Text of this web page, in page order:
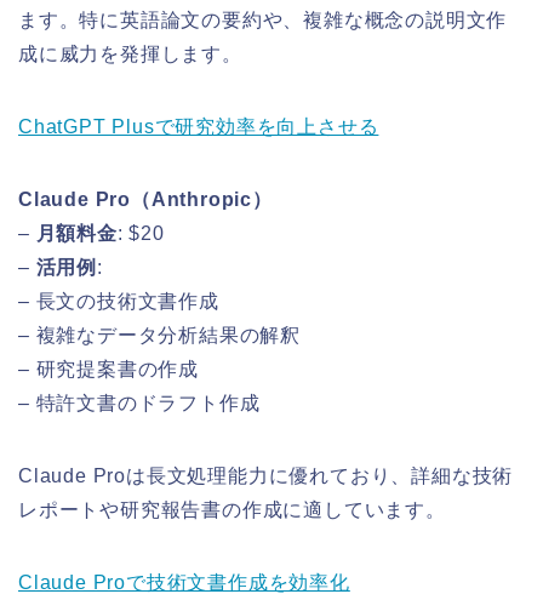
ます。特に英語論文の要約や、複雑な概念の説明文作
成に威力を発揮します。
ChatGPT Plusで研究効率を向上させる
Claude Pro（Anthropic）
– 月額料金: $20
– 活用例 :
– 長文の技術文書作成
– 複雑なデータ分析結果の解釈
– 研究提案書の作成
– 特許文書のドラフト作成
Claude Proは長文処理能力に優れており、詳細な技術
レポートや研究報告書の作成に適しています。
Claude Proで技術文書作成を効率化